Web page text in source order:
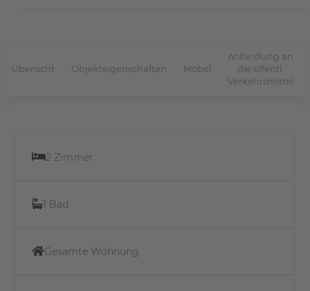
Übersicht Objekteigenschaften Möbel
Anbindung an
die öffentl.
Verkehrsmittel
2 Zimmer
1 Bad
Gesamte Wohnung